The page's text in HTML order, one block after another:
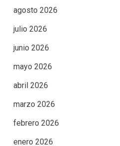
agosto 2026
julio 2026
junio 2026
mayo 2026
abril 2026
marzo 2026
febrero 2026
enero 2026